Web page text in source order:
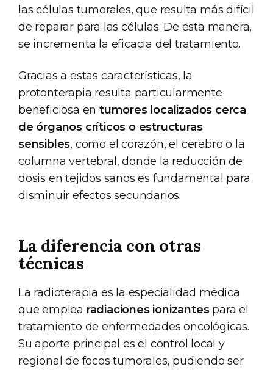
las células tumorales, que resulta más difícil
de reparar para las células. De esta manera,
se incrementa la eficacia del tratamiento.
Gracias a estas características, la
protonterapia resulta particularmente
beneficiosa entumores localizados cerca
de órganos críticos o estructuras
sensibles, como el corazón, el cerebro o la
columna vertebral, donde la reducción de
dosis en tejidos sanos es fundamental para
disminuir efectos secundarios.
La diferencia con otras
técnicas
La radioterapia es la especialidad médica
que emplea radiaciones ionizantespara el
tratamiento de enfermedades oncológicas.
Su aporte principal es el control local y
regional de focos tumorales, pudiendo ser